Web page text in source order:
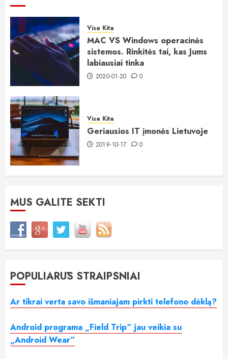
Visa Kita
MAC VS Windows operacinės
sistemos. Rinkitės tai, kas Jums
labiausiai tinka
2020-01-20 0
Visa Kita
Geriausios IT įmonės Lietuvoje
2019-10-17 0
MUS GALITE SEKTI
POPULIARŪS STRAIPSNIAI
Ar tikrai verta savo išmaniajam pirkti telefono dėklą?
Android programa „Field Trip“ jau veikia su
„Android Wear“